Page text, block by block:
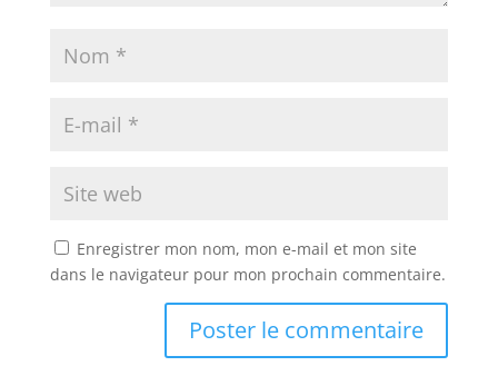
Enregistrer mon nom, mon e-mail et mon site
dans le navigateur pour mon prochain commentaire.